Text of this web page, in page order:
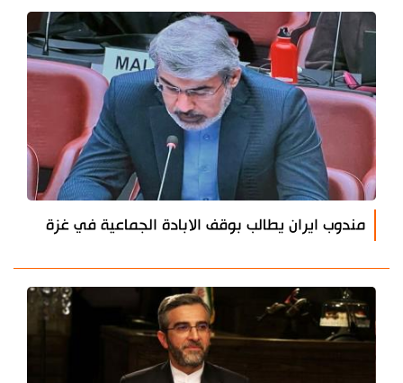
مندوب ايران يطالب بوقف الابادة الجماعية في غزة